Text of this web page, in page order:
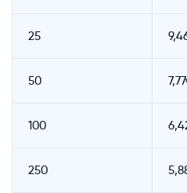
25
50
100
250